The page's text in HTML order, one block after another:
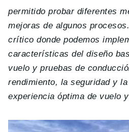
permitido probar diferentes
mejoras de algunos
crítico donde podemos
características del diseño
vuelo y pruebas de
rendimiento, la seguridad y
experiencia óptima de vuelo